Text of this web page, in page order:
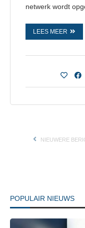
netwerk wordt
LEES MEER
NIEUWERE
POPULAIR NIEUWS